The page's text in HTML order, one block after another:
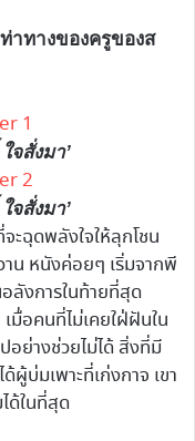
าทางของครูของส
จสั่งมา’
จสั่งมา’
ะฉุดพลังใจให้ลุกโชน
น หนังค่อยๆ เริ่มจากพี
ลังการในท้ายที่สุด
มื่อคนที่ไม่เคยใฝ่ฝันใน
อย่างช่วยไม่ได้ สิ่งที่มี
ผู้บ่มเพาะที่เก่งกาจ เขา
ด้ในที่สุด